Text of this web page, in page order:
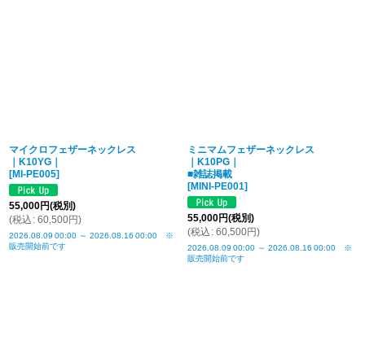
マイクロフェザーネックレス
｜K10YG｜
[MI-PE005]
55,000円(税別)
(税込 : 60,500円)
2026.08.09 00:00 ～ 2026.08.16 00:00 ※
販売開始前です
ミニマムフェザーネックレス
｜K10PG｜
■雑誌掲載
[MINI-PE001]
55,000円(税別)
(税込 : 60,500円)
2026.08.09 00:00 ～ 2026.08.16 00:00 ※
販売開始前です